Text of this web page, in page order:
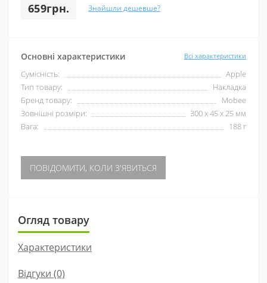
659грн. Знайшли дешевше?
Основні характеристики Всі характеристики
Сумісність:
Apple
Тип товару:
Накладка
Бренд товару:
Mobee
Зовнішні розміри:
300 х 45 х 25 мм
Вага:
188 г
ПОВІДОМИТИ, КОЛИ З'ЯВИТЬСЯ
Огляд товару
Характеристики
Відгуки (0)